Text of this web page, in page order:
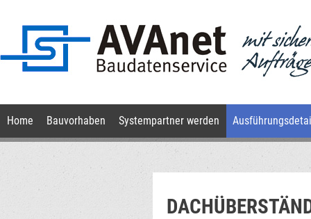
Navigation
Home Bauvorhaben Systempartner werden